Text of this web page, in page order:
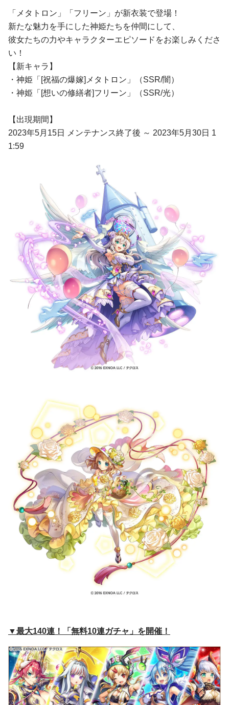
「メタトロン」「フリーン」が新衣装で登場！
新たな魅力を手にした神姫たちを仲間にして、
彼女たちの力やキャラクターエピソードをお楽しみくださ
い！
【新キャラ】
・神姫「[祝福の爆嫁]メタトロン」（SSR/闇）
・神姫「[想いの修繕者]フリーン」（SSR/光）
【出現期間】
2023年5月15日 メンテナンス終了後 ～ 2023年5月30日 1
1:59
▼最大140連！「無料10連ガチャ」を開催！